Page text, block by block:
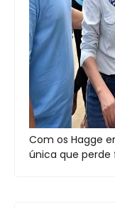
Com os Hagge
única que perde